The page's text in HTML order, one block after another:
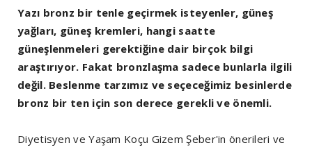
Yazı bronz bir tenle geçirmek isteyenler, güneş
yağları, güneş kremleri, hangi saatte
güneşlenmeleri gerektiğine dair birçok bilgi
araştırıyor. Fakat bronzlaşma sadece bunlarla ilgili
değil. Beslenme tarzımız ve seçeceğimiz besinlerde
bronz bir ten için son derece gerekli ve önemli.
Diyetisyen ve Yaşam Koçu Gizem Şeber'in önerileri ve